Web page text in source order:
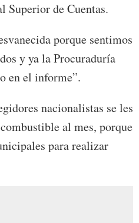
Superior de Cuentas.
porque sentimos
y ya la Procuraduría
en el informe”.
nacionalistas se les
al mes, porque
para realizar